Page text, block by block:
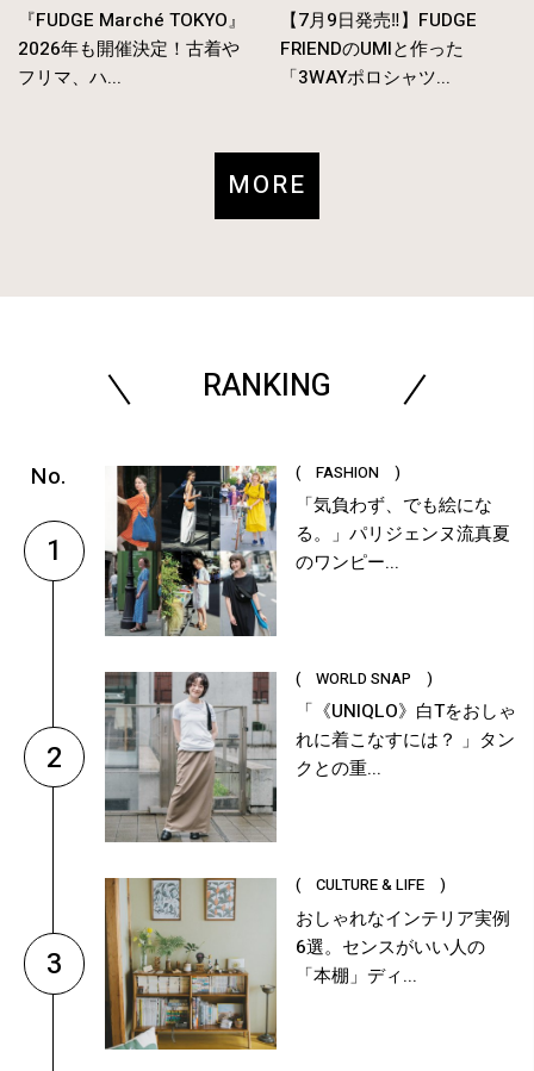
『FUDGE Marché TOKYO』
2026年も開催決定！古着や
フリマ、ハ...
【7月9日発売‼︎】FUDGE
FRIENDのUMIと作った
「3WAYポロシャツ...
MORE
RANKING
1
( FASHION )
「気負わず、でも絵にな
る。」パリジェンヌ流真夏
のワンピー...
2
( WORLD SNAP )
「《UNIQLO》白Tをおしゃ
れに着こなすには？ 」タン
クとの重...
3
( CULTURE & LIFE )
おしゃれなインテリア実例
6選。センスがいい人の
「本棚」ディ...